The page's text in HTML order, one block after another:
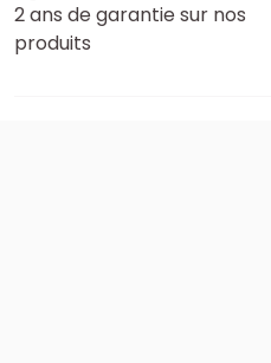
2 ans de garantie sur nos
produits